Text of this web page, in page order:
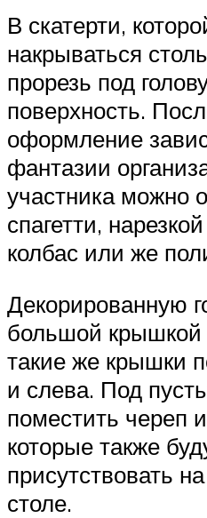
В скатерти,
накрываться
прорезь под
поверхность.
оформление
фантазии
участника можно
спагетти,
колбас или же
Декорированную
большой крышкой
такие же крышки
и слева. Под
поместить череп
которые также
присутствовать
столе.